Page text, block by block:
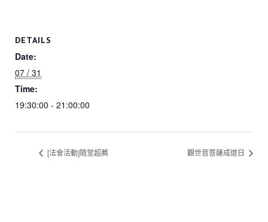
o
DETAILS
Date:
07 / 31
Time:
19:30:00 - 21:00:00
[法會活動]隨堂超薦 觀世音菩薩成道日